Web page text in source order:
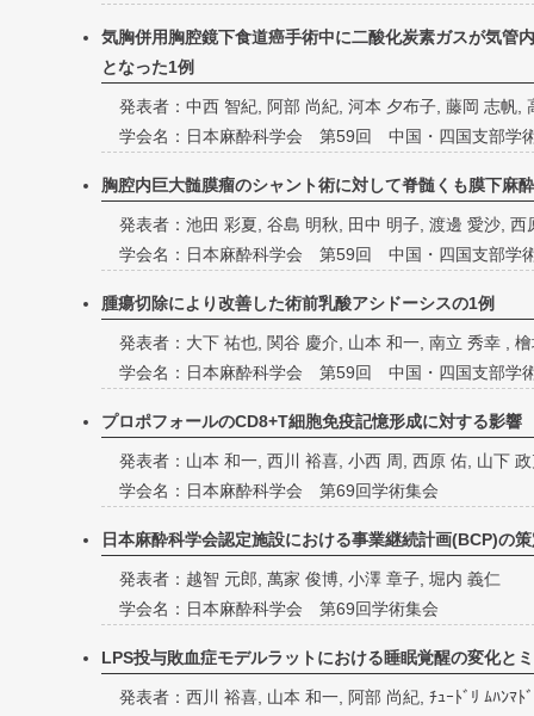
気胸併用胸腔鏡下食道癌手術中に二酸化炭素ガスが気管
となった1例
発表者：中西 智紀, 阿部 尚紀, 河本 夕布子, 藤岡 志帆,
学会名：日本麻酔科学会 第59回 中国・四国支部学
胸腔内巨大髄膜瘤のシャント術に対して脊髄くも膜下麻
発表者：池田 彩夏, 谷島 明秋, 田中 明子, 渡邊 愛沙, 西
学会名：日本麻酔科学会 第59回 中国・四国支部学
腫瘍切除により改善した術前乳酸アシドーシスの1例
発表者：大下 祐也, 関谷 慶介, 山本 和一, 南立 秀幸 ,
学会名：日本麻酔科学会 第59回 中国・四国支部学
プロポフォールのCD8+T細胞免疫記憶形成に対する影響
発表者：山本 和一, 西川 裕喜, 小西 周, 西原 佑, 山下
学会名：日本麻酔科学会 第69回学術集会
日本麻酔科学会認定施設における事業継続計画(BCP)の
発表者：越智 元郎, 萬家 俊博, 小澤 章子, 堀内 義仁
学会名：日本麻酔科学会 第69回学術集会
LPS投与敗血症モデルラットにおける睡眠覚醒の変化と
発表者：西川 裕喜, 山本 和一, 阿部 尚紀, ﾁｭｰﾄﾞﾘ ﾑﾊﾝﾏﾄ